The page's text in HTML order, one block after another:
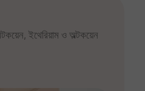
ইথেরিয়াম ও অল্টকয়েন